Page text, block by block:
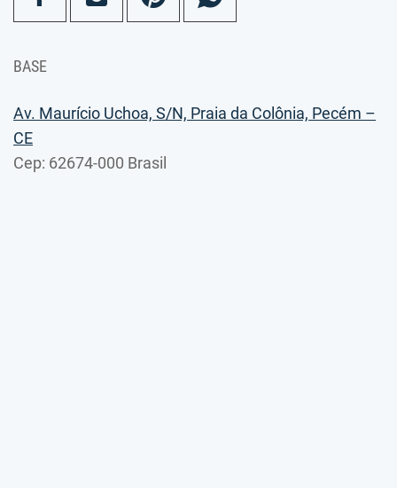
BASE
Av. Maurício Uchoa, S/N, Praia da Colônia, Pecém –
CE
Cep: 62674-000 Brasil